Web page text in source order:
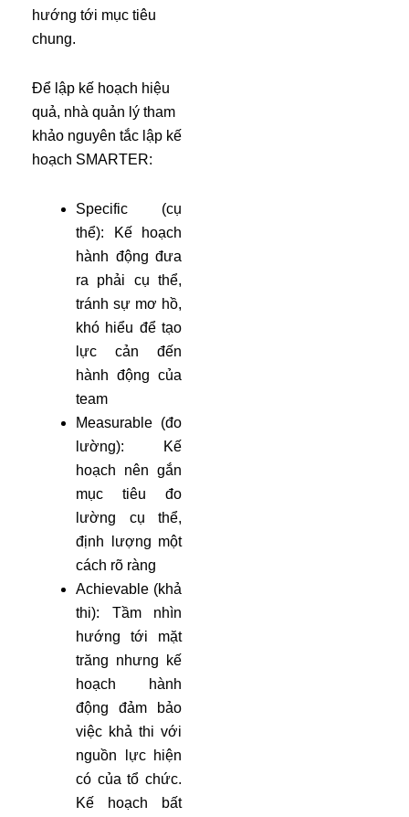
hướng tới mục tiêu
chung.
Để lập kế hoạch hiệu
quả, nhà quản lý tham
khảo nguyên tắc lập kế
hoạch SMARTER:
Specific (cụ
thể): Kế hoạch
hành động đưa
ra phải cụ thể,
tránh sự mơ hồ,
khó hiểu để tạo
lực cản đến
hành động của
team
Measurable (đo
lường): Kế
hoạch nên gắn
mục tiêu đo
lường cụ thể,
định lượng một
cách rõ ràng
Achievable (khả
thi): Tầm nhìn
hướng tới mặt
trăng nhưng kế
hoạch hành
động đảm bảo
việc khả thi với
nguồn lực hiện
có của tổ chức.
Kế hoạch bất